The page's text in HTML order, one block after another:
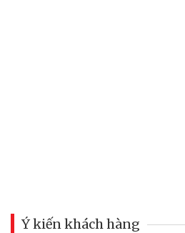
Ý kiến khách hàng